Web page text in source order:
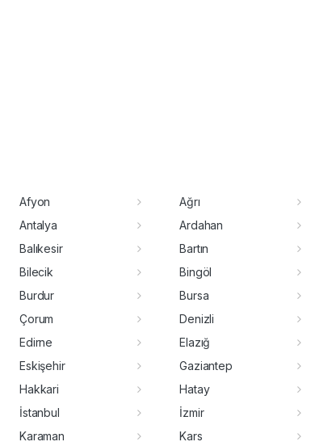
Afyon
Ağrı
Antalya
Ardahan
Balıkesir
Bartın
Bilecik
Bingöl
Burdur
Bursa
Çorum
Denizli
Edirne
Elazığ
Eskişehir
Gaziantep
Hakkari
Hatay
İstanbul
İzmir
Karaman
Kars